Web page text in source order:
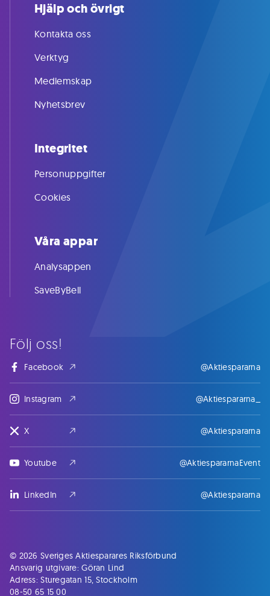
Följ oss!
Facebook @Aktiespararna
Instagram @Aktiespararna_
X @Aktiespararna
Youtube @AktiespararnaEvent
LinkedIn @Aktiespararna
Hjälp och övrigt
Kontakta oss
Verktyg
Medlemskap
Nyhetsbrev
Integritet
Personuppgifter
Cookies
Våra appar
Analysappen
SaveByBell
© 2026 Sveriges Aktiesparares Riksförbund
Ansvarig utgivare: Göran Lind
Adress: Sturegatan 15, Stockholm
08-50 65 15 00